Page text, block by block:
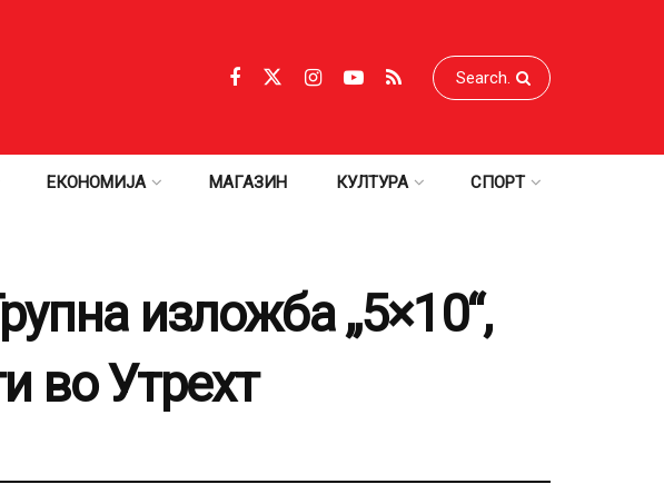
ЕКОНОМИЈА МАГАЗИН КУЛТУРА СПОРТ
изложба „5×10“,
во Утрехт